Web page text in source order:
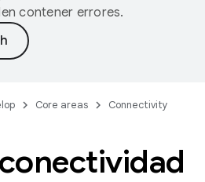
contener errores.
Core areas
Connectivity